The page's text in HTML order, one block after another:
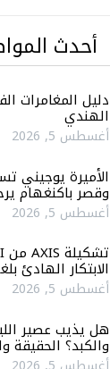
أحدث
دليل المغامرات
الهندي
أغسطس 5, 2026
الأميرة يوجيني
وقصر باكنغهام
أغسطس 5, 2026
الابتكار الهادئ
أغسطس 5, 2026
هل يذيب عصير
والكبد؟ الحقيقة